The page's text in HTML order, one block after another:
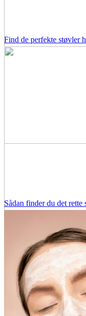
Find de perfekte støvler
Sådan finder du det